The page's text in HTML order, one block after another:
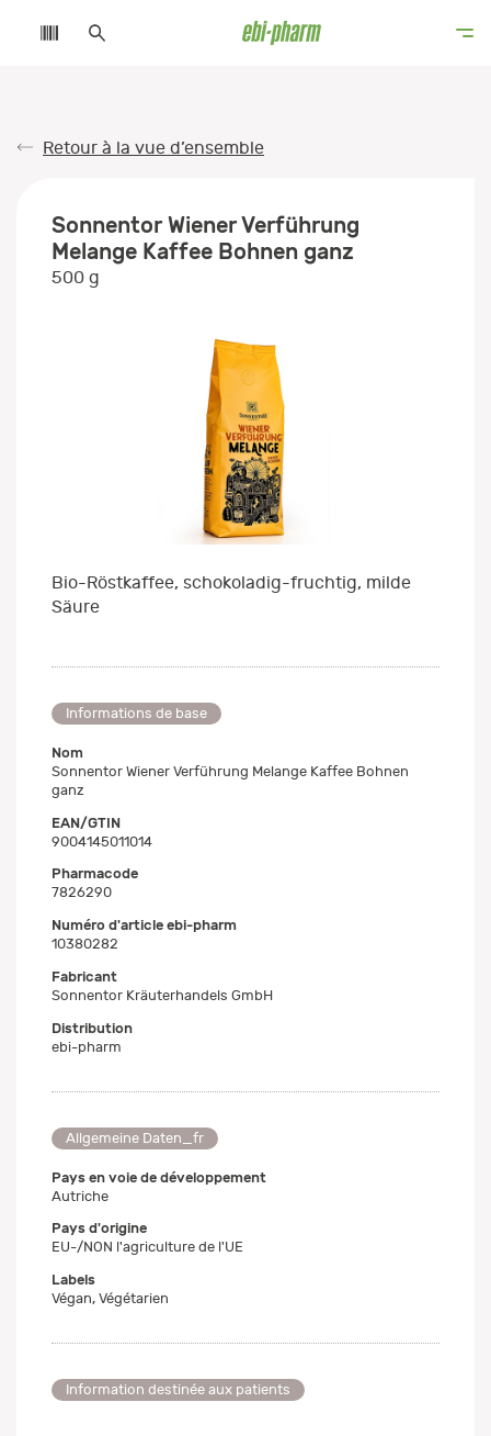
Retour à la vue d’ensemble
Sonnentor Wiener Verführung
Melange Kaffee Bohnen ganz
500 g
Bio-Röstkaffee, schokoladig-fruchtig, milde
Säure
Informations de base
Nom
Sonnentor Wiener Verführung Melange Kaffee Bohnen
ganz
EAN/GTIN
9004145011014
Pharmacode
7826290
Numéro d'article ebi-pharm
10380282
Fabricant
Sonnentor Kräuterhandels GmbH
Distribution
ebi-pharm
Allgemeine Daten_fr
Pays en voie de développement
Autriche
Pays d'origine
EU-/NON l'agriculture de l'UE
Labels
Végan, Végétarien
Information destinée aux patients